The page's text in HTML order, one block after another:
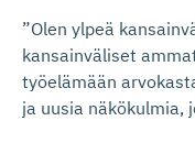
”Olen ylpeä
kansainväliset
työelämään
ja uusia näkökulmia,